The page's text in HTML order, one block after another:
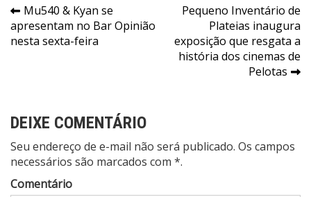
Navegação
de
Mu540 & Kyan se
apresentam no Bar Opinião
nesta sexta-feira
​Pequeno Inventário de
Plateias inaugura
exposição que resgata a
história dos cinemas de
Pelotas
DEIXE COMENTÁRIO
Seu endereço de e-mail não será publicado. Os campos
necessários são marcados com *.
Comentário